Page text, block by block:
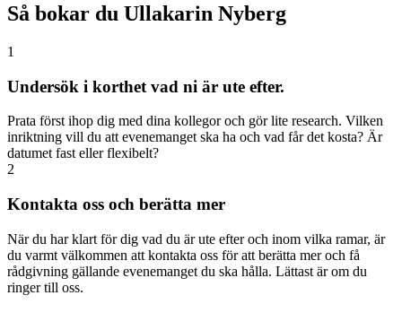
Så bokar du Ullakarin Nyberg
1
Undersök i korthet vad ni är ute efter.
Prata först ihop dig med dina kollegor och gör lite research. Vilken
inriktning vill du att evenemanget ska ha och vad får det kosta? Är
datumet fast eller flexibelt?
2
Kontakta oss och berätta mer
När du har klart för dig vad du är ute efter och inom vilka ramar, är
du varmt välkommen att kontakta oss för att berätta mer och få
rådgivning gällande evenemanget du ska hålla. Lättast är om du
ringer till oss.